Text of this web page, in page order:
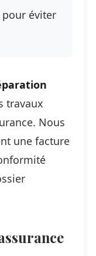
éviter
travaux
Nous
une facture